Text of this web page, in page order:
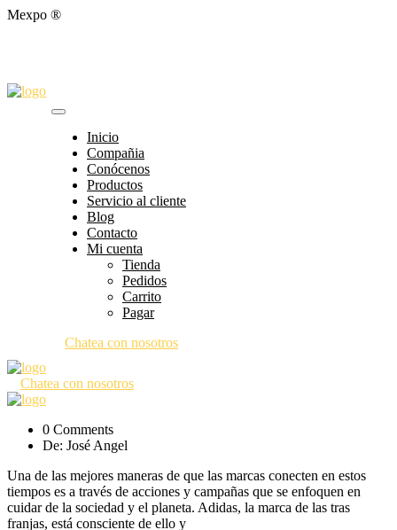
Mexpo ®
Inicio
Compañia
Conócenos
Productos
Servicio al cliente
Blog
Contacto
Mi cuenta
Tienda
Pedidos
Carrito
Pagar
Chatea con nosotros
Chatea con nosotros
0 Comments
De: José Angel
Una de las mejores maneras de que las marcas conecten en estos
tiempos es a través de acciones y campañas que se enfoquen en
cuidar de la sociedad y el planeta. Adidas, la marca de las tras
franjas, está consciente de ello y